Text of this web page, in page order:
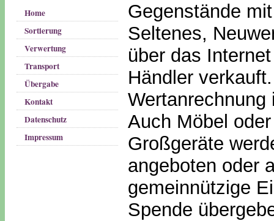
Home
Sortierung
Verwertung
Transport
Übergabe
Kontakt
Datenschutz
Impressum
Gegenstände
Seltenes,
über das
Händler verkauft.
Wertanrechnung
Auch Möbel
Großgeräte
angeboten oder
gemeinnützige
Spende